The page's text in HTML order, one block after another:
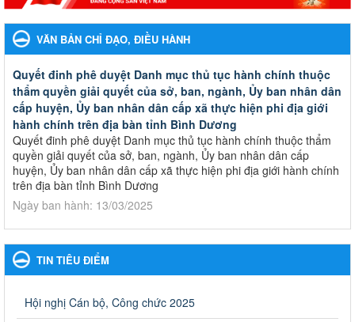
VĂN BẢN CHỈ ĐẠO, ĐIỀU HÀNH
Quyết đinh phê duyệt Danh mục thủ tục hành chính thuộc
thẩm quyền giải quyết của sở, ban, ngành, Ủy ban nhân dân
cấp huyện, Ủy ban nhân dân cấp xã thực hiện phi địa giới
hành chính trên địa bàn tỉnh Bình Dương
Quyết đinh phê duyệt Danh mục thủ tục hành chính thuộc thẩm
quyền giải quyết của sở, ban, ngành, Ủy ban nhân dân cấp
huyện, Ủy ban nhân dân cấp xã thực hiện phi địa giới hành chính
trên địa bàn tỉnh Bình Dương
Ngày ban hành: 13/03/2025
Kế hoạch Phổ biến, giáo dục pháp luật năm 2025 của ngành
Giáo dục và Đào tạo thành phố Bến Cát
Kế hoạch Phổ biến, giáo dục pháp luật năm 2025 của ngành
Ngày ban hành: 28/02/2025
TIN TIÊU ĐIỂM
Hội nghị Cán bộ, Công chức 2025